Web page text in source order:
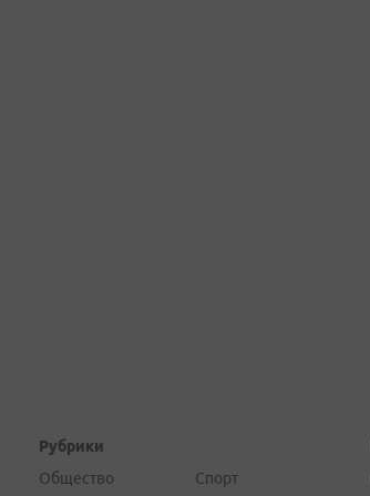
Рубрики
Общество
Спорт